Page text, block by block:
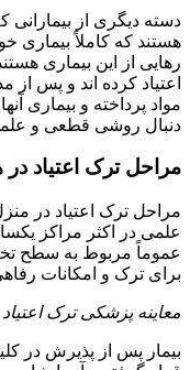
دسته دیگری از بیمارانی
هستند که کاملاً بیماری
رهایی از این بیماری
اعتیاد کرده اند و پس
مواد پرداخته و بیماری
دنبال روشی قطعی و
مراحل ترک اعتیاد
مراحل ترک اعتیاد در
علمی در اکثر مراکز
عموماً مربوط به سطح
برای ترک و امکانات
معاینه پزشکی ترک
بیمار پس از پذیرش در